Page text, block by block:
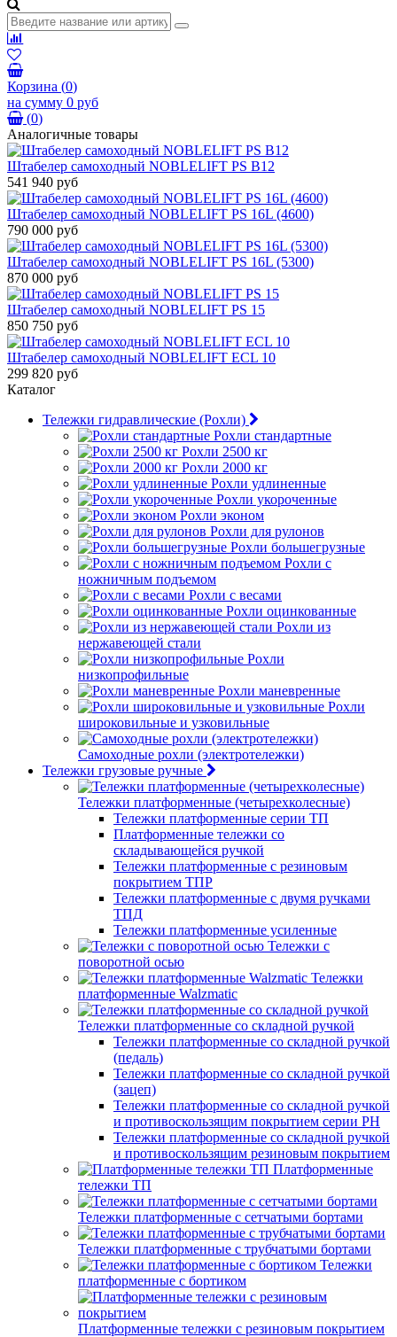
Корзина (0)
на сумму 0 руб
(0)
Аналогичные товары
Штабелер самоходный NOBLELIFT PS B12
541 940 руб
Штабелер самоходный NOBLELIFT PS 16L (4600)
790 000 руб
Штабелер самоходный NOBLELIFT PS 16L (5300)
870 000 руб
Штабелер самоходный NOBLELIFT PS 15
850 750 руб
Штабелер самоходный NOBLELIFT ECL 10
299 820 руб
Каталог
Тележки гидравлические (Рохли)
Рохли стандартные
Рохли 2500 кг
Рохли 2000 кг
Рохли удлиненные
Рохли укороченные
Рохли эконом
Рохли для рулонов
Рохли большегрузные
Рохли с
ножничным подъемом
Рохли с весами
Рохли оцинкованные
Рохли из
нержавеющей стали
Рохли
низкопрофильные
Рохли маневренные
Рохли
широковильные и узковильные
Самоходные рохли (электротележки)
Тележки грузовые ручные
Тележки платформенные (четырехколесные)
Тележки платформенные серии ТП
Платформенные тележки со
складывающейся ручкой
Тележки платформенные с резиновым
покрытием ТПР
Тележки платформенные с двумя ручками
ТПД
Тележки платформенные усиленные
Тележки с
поворотной осью
Тележки
платформенные Walzmatic
Тележки платформенные со складной ручкой
Тележки платформенные со складной ручкой
(педаль)
Тележки платформенные со складной ручкой
(зацеп)
Тележки платформенные со складной ручкой
и противоскользящим покрытием серии PH
Тележки платформенные со складной ручкой
и противоскользящим резиновым покрытием
Платформенные
тележки ТП
Тележки платформенные с сетчатыми бортами
Тележки платформенные с трубчатыми бортами
Тележки
платформенные с бортиком
Платформенные тележки с резиновым покрытием